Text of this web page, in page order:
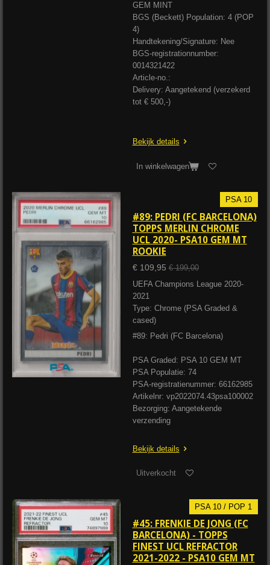
GEM MINT
BGS (Beckett) Population: 4 (POP
4)
Handtekening/Signature: Nee
BGS-registrationnumber:
0014321422
Article-no.:
Delivery: Aangetekend (verzekerd
tot € 500,-)
Bekijk details
In winkelwagen
PSA 10
#89: PEDRI (FC BARCELONA)
TOPPS MERLIN CHROME
UCL 2020- PSA10 GEM MT
ROOKIE
€ 109,95 € 199,00
UEFA Champions League 2020-
2021
Type: Chrome (PSA Graded &
cased)
#89: Pedri (FC Barcelona)
PSA Graded: PSA 10 GEM MT
PSA Populatie: 74
PSA-registratienummer: 66162985
Artikelnr: vp2022074.43psa100002
Bezorging: Aangetekende
verzending
Bekijk details
Uitverkocht
PSA 10 / POP 1
#45: FRENKIE DE JONG (FC
BARCELONA) - TOPPS
FINEST UCL REFRACTOR
2021-2022 - PSA10 GEM MT